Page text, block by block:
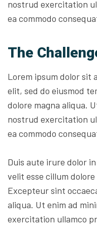
nostrud exercitation
ea commodo
The
Lorem ipsum dolor sit
elit, sed do eiusmod
dolore magna aliqua.
nostrud exercitation
ea commodo
Duis aute irure dolor
velit esse cillum
Excepteur sint
aliqua. Ut enim ad
exercitation ullamco